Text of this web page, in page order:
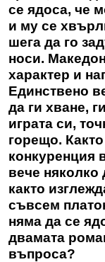
се ядоса, че
и му се
шега да го
носи.
характер и
Единствено
да ги хване,
играта си,
горещо.
конкуренция
вече няколко
както
съвсем
няма да се
двамата
въпроса?